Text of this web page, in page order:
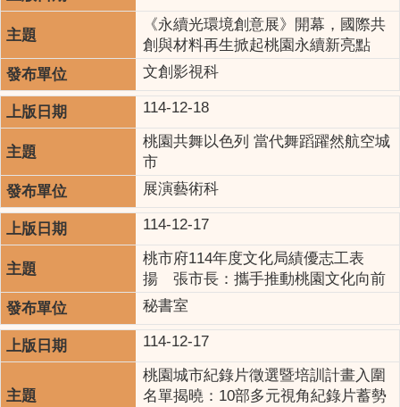
《永續光環境創意展》開幕，國際共
創與材料再生掀起桃園永續新亮點
文創影視科
114-12-18
桃園共舞以色列 當代舞蹈躍然航空城
市
展演藝術科
114-12-17
桃市府114年度文化局績優志工表
揚 張市長：攜手推動桃園文化向前
秘書室
114-12-17
桃園城市紀錄片徵選暨培訓計畫入圍
名單揭曉：10部多元視角紀錄片蓄勢